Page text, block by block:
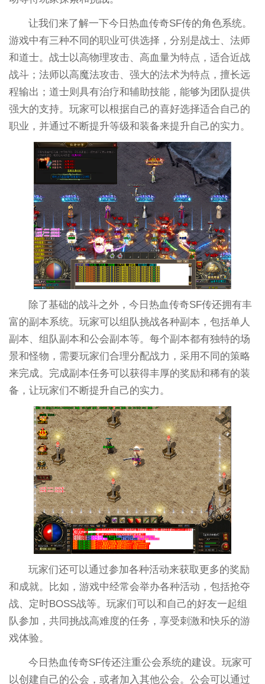
让我们来了解一下今日热血传奇SF传的角色系统。
游戏中有三种不同的职业可供选择，分别是战士、法师
和道士。战士以高物理攻击、高血量为特点，适合近战
战斗；法师以高魔法攻击、强大的法术为特点，擅长远
程输出；道士则具有治疗和辅助技能，能够为团队提供
强大的支持。玩家可以根据自己的喜好选择适合自己的
职业，并通过不断提升等级和装备来提升自己的实力。
除了基础的战斗之外，今日热血传奇SF传还拥有丰
富的副本系统。玩家可以组队挑战各种副本，包括单人
副本、组队副本和公会副本等。每个副本都有独特的场
景和怪物，需要玩家们合理分配战力，采用不同的策略
来完成。完成副本任务可以获得丰厚的奖励和稀有的装
备，让玩家们不断提升自己的实力。
玩家们还可以通过参加各种活动来获取更多的奖励
和成就。比如，游戏中经常会举办各种活动，包括抢夺
战、定时BOSS战等。玩家们可以和自己的好友一起组
队参加，共同挑战高难度的任务，享受刺激和快乐的游
戏体验。
今日热血传奇SF传还注重公会系统的建设。玩家可
以创建自己的公会，或者加入其他公会。公会可以通过